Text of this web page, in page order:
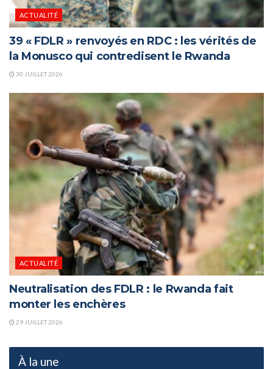
ACTUALITÉ
39 « FDLR » renvoyés en RDC : les vérités de
la Monusco qui contredisent le Rwanda
30 JUILLET 2026
ACTUALITÉ
Neutralisation des FDLR : le Rwanda fait
monter les enchères
29 JUILLET 2026
À la une